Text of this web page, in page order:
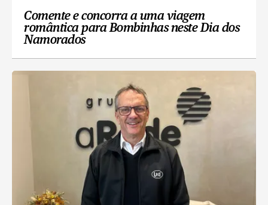
Comente e concorra a uma viagem
romântica para Bombinhas neste Dia dos
Namorados